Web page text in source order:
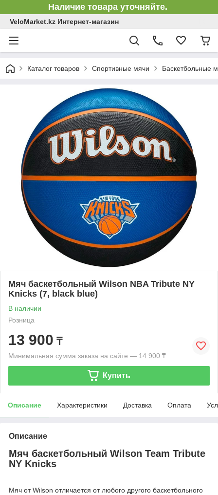
Наличие товара уточняйте.
VeloMarket.kz Интернет-магазин
Каталог товаров Спортивные мячи Баскетбольные
Мяч баскетбольный Wilson NBA Tribute NY
Knicks (7, black blue)
В наличии
Розница
13 900 ₸
Минимальная сумма заказа на сайте — 14 900 ₸
Купить
Описание Характеристики Доставка Оплата
Описание
Мяч баскетбольный Wilson Team Tribute
NY Knicks
Мяч от Wilson отличается от любого другого баскетбольного